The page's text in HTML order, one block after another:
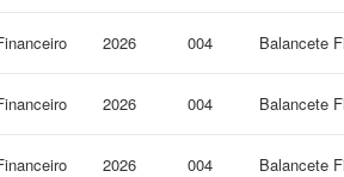
2026 004 Balancete
2026 004 Balancete
2026 004 Balancete